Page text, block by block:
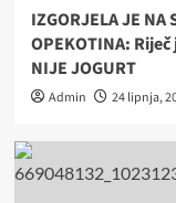
IZGORJELA JE NA
OPEKOTINA:
NIJE JOGURT
Admin 24 lipnja,